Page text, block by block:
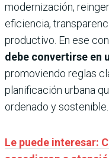
modernización,
eficiencia,
productivo. En ese
debe convertirse en
promoviendo reglas
planificación urbana
ordenado y sostenible.
Le puede interesar: